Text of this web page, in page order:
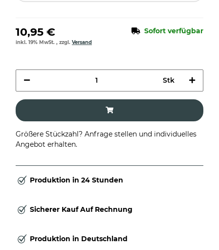
10,95 € Sofort verfügbar
inkl. 19% MwSt. , zzgl. Versand
Stk
Größere Stückzahl? Anfrage stellen und individuelles
Angebot erhalten.
Produktion in 24 Stunden
Sicherer Kauf Auf Rechnung
Produktion in Deutschland